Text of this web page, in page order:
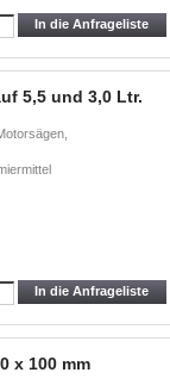
In die Anfrageliste
5,5 und 3,0 Ltr.
In die Anfrageliste
x 100 mm